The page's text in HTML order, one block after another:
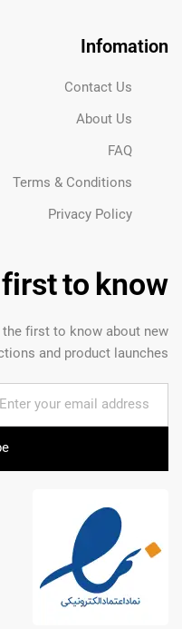
Infomation
Contact Us
About Us
FAQ
Terms & Conditions
Privacy Policy
to know
first to know about new
and product launches.